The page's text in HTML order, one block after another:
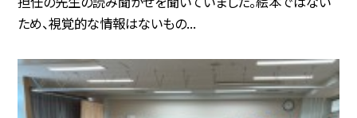
ため、視覚的な情報はないもの...